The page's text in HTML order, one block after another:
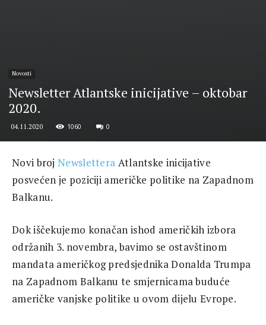
Novosti
Newsletter Atlantske inicijative – oktobar
2020.
04.11.2020 1060 0
Novi brojNewslettera Atlantske inicijative
posvećen je poziciji američke politike na Zapadnom
Balkanu.
Dok iščekujemo konačan ishod američkih izbora
održanih 3. novembra, bavimo se ostavštinom
mandata američkog predsjednika Donalda Trumpa
na Zapadnom Balkanu te smjernicama buduće
američke vanjske politike u ovom dijelu Evrope.